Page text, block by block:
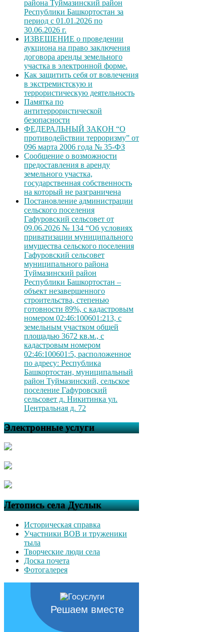
района Туймазинский район
Республики Башкортостан за
период с 01.01.2026 по
30.06.2026 г.
ИЗВЕЩЕНИЕ о проведении
аукциона на право заключения
договора аренды земельного
участка в электронной форме.
Как защитить себя от вовлечения
в экстремистскую и
террористическую деятельность
Памятка по
антитеррористической
безопасности
ФЕДЕРАЛЬНЫЙ ЗАКОН “О
противодействии терроризму” от
096 марта 2006 года № 35-ФЗ
Сообщение о возможности
предоставления в аренду
земельного участка,
государственная собственность
на который не разграничена
Постановление администрации
сельского поселения
Гафуровский сельсовет от
09.06.2026 № 134 “Об условиях
приватизации муниципального
имущества сельского поселения
Гафуровский сельсовет
муниципального района
Туймазинский район
Республики Башкортостан –
объект незавершенного
строительства, степенью
готовности 89%, с кадастровым
номером 02:46:100601:213, с
земельным участком общей
площадью 3672 кв.м., с
кадастровым номером
02:46:100601:5, расположенное
по адресу: Республика
Башкортостан, муниципальный
район Туймазинский, сельское
поселение Гафуровский
сельсовет д. Никитинка ул.
Центральная д. 72
Электронные услуги
Летопись села Дуслык
Историческая справка
Участники ВОВ и труженики
тыла
Творческие люди села
Доска почета
Фотогалерея
Решаем вместе